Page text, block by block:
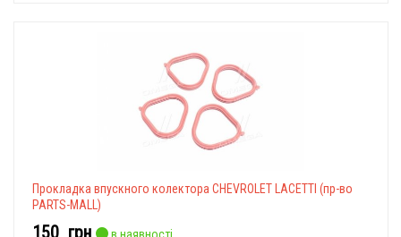
Прокладка впускного колектора CHEVROLET LACETTI (пр-во
PARTS-MALL)